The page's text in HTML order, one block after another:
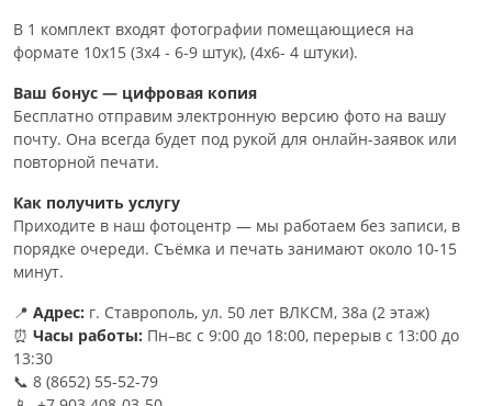
В 1 комплект входят фотографии помещающиеся на
формате 10х15 (3х4 - 6-9 штук), (4х6- 4 штуки).
Ваш бонус — цифровая копия
Бесплатно отправим электронную версию фото на вашу
почту. Она всегда будет под рукой для онлайн-заявок или
повторной печати.
Как получить услугу
Приходите в наш фотоцентр — мы работаем без записи, в
порядке очереди. Съёмка и печать занимают около 10-15
минут.
📍 Адрес: г. Ставрополь, ул. 50 лет ВЛКСМ, 38а (2 этаж)
⏰ Часы работы: Пн–вс с 9:00 до 18:00, перерыв с 13:00 до
13:30
📞 8 (8652) 55-52-79